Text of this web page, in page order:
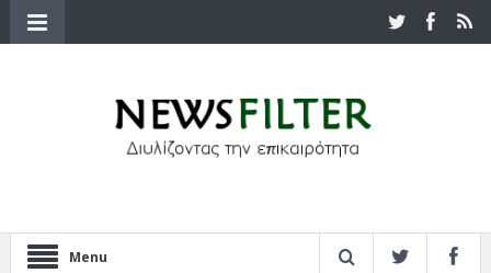
Menu